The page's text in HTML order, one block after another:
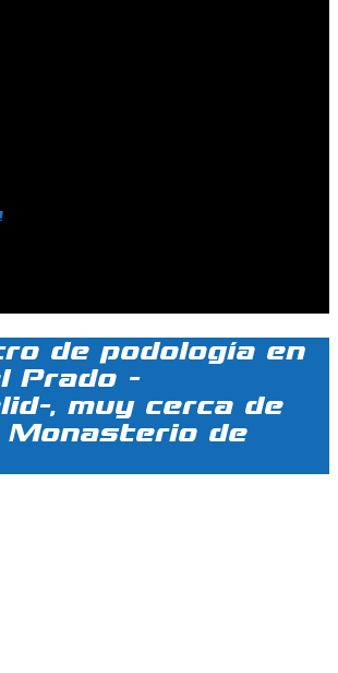
de podología en
Prado -
, muy cerca de
Monasterio de